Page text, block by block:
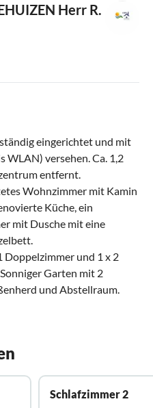
Herr R.
eingerichtet und mit
WLAN) versehen. Ca. 1,2
entfernt.
Wohnzimmer mit Kamin
Küche, ein
mit Dusche mit eine
Doppelzimmer und 1 x 2
Garten mit 2
und Abstellraum.
Schlafzimmer 2